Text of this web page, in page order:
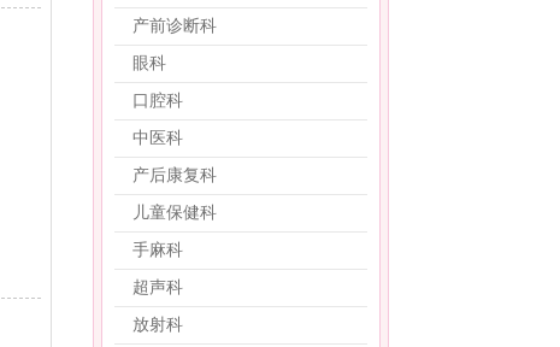
产前诊断科
眼科
口腔科
中医科
产后康复科
儿童保健科
手麻科
超声科
放射科